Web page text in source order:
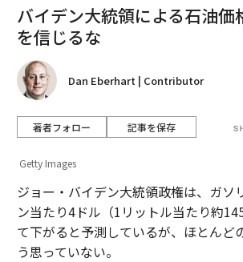
バイデン大統領による石油価
を信じるな
Dan Eberhart | Contributor
著者フォロー 記事を保存
Getty Images
ジョー・バイデン大統領政権は、ガソ
ン当たり4ドル（1リットル当たり約
て下がると予測しているが、ほとんど
う思っていない。